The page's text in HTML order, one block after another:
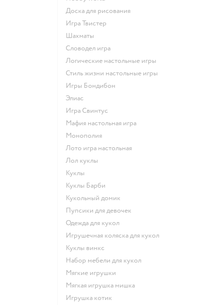
Доска для рисования
Игра Твистер
Шахматы
Словодел игра
Логические настольные игры
Стиль жизни настольные игры
Игры Бондибон
Элиас
Игра Свинтус
Мафия настольная игра
Монополия
Лото игра настольная
Лол куклы
Куклы
Куклы Барби
Кукольный домик
Пупсики для девочек
Одежда для кукол
Игрушечная коляска для кукол
Куклы винкс
Набор мебели для кукол
Мягкие игрушки
Мягкая игрушка мишка
Игрушка котик